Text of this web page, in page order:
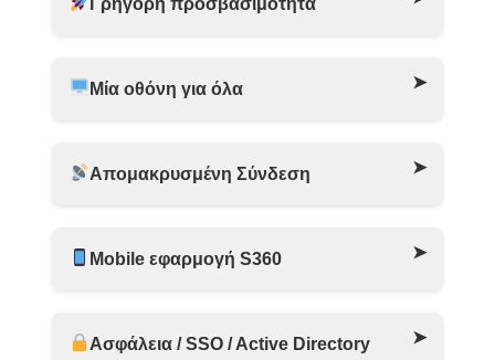
Μία οθόνη για όλα
Απομακρυσμένη Σύνδεση
Mobile εφαρμογή S360
Ασφάλεια / SSO / Active Directory